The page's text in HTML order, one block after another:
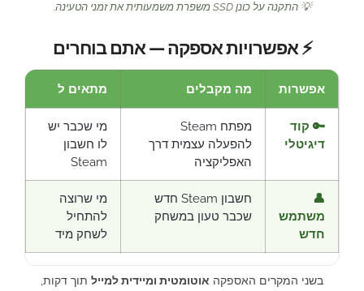
💡 התקנה על כונן SSD משפרת משמעותית את זמני הטעינה.
⚡ אפשרויות אספקה — אתם בוחרים
אפשרות מה מקבלים מתאים ל
🔑 קוד
דיגיטלי
מפתח Steam
להפעלה עצמית דרך
האפליקציה
מי שכבר יש
לו חשבון
Steam
👤
משתמש
חדש
חשבון Steam חדש
שכבר טעון במשחק
מי שרוצה
להתחיל
לשחק מיד
בשני המקרים האספקה אוטומטית ומיידית למייל תוך דקות,